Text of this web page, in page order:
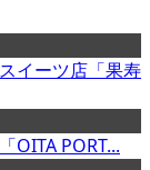
イーツ店「果寿
OITA PORT...